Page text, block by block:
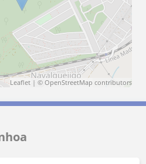
Leaflet | © OpenStreetMap contributors